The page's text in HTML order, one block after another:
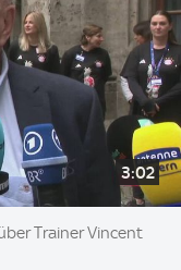
3:02
Trainer Vincent